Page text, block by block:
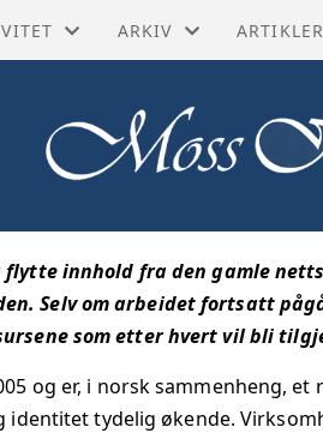
NYTT
ARKIV
HISTORISKE KART
KULTURMINNER
STRANDSITTEREN
TIDSLINJE
ARTIKLER
DIVERSE
FRA
GATER
innhold fra den gamle
Selv om arbeidet fortsatt
som etter hvert vil bli
og er, i norsk sammenheng,
identitet tydelig økende.